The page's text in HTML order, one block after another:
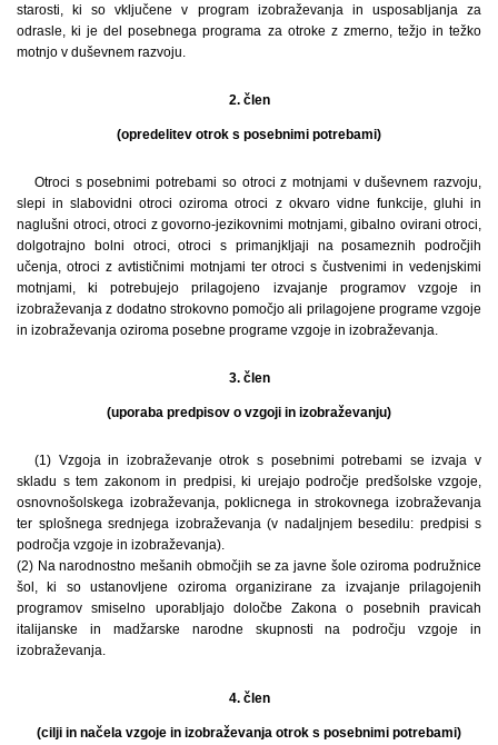
starosti, ki so vključene v program izobraževanja in usposabljanja za
odrasle, ki je del posebnega programa za otroke z zmerno, težjo in težko
motnjo v duševnem razvoju.
2. člen
(opredelitev otrok s posebnimi potrebami)
Otroci s posebnimi potrebami so otroci z motnjami v duševnem razvoju,
slepi in slabovidni otroci oziroma otroci z okvaro vidne funkcije, gluhi in
naglušni otroci, otroci z govorno-jezikovnimi motnjami, gibalno ovirani otroci,
dolgotrajno bolni otroci, otroci s primanjkljaji na posameznih področjih
učenja, otroci z avtističnimi motnjami ter otroci s čustvenimi in vedenjskimi
motnjami, ki potrebujejo prilagojeno izvajanje programov vzgoje in
izobraževanja z dodatno strokovno pomočjo ali prilagojene programe vzgoje
in izobraževanja oziroma posebne programe vzgoje in izobraževanja.
3. člen
(uporaba predpisov o vzgoji in izobraževanju)
(1) Vzgoja in izobraževanje otrok s posebnimi potrebami se izvaja v
skladu s tem zakonom in predpisi, ki urejajo področje predšolske vzgoje,
osnovnošolskega izobraževanja, poklicnega in strokovnega izobraževanja
ter splošnega srednjega izobraževanja (v nadaljnjem besedilu: predpisi s
področja vzgoje in izobraževanja).
(2) Na narodnostno mešanih območjih se za javne šole oziroma podružnice
šol, ki so ustanovljene oziroma organizirane za izvajanje prilagojenih
programov smiselno uporabljajo določbe Zakona o posebnih pravicah
italijanske in madžarske narodne skupnosti na področju vzgoje in
izobraževanja.
4. člen
(cilji in načela vzgoje in izobraževanja otrok s posebnimi potrebami)